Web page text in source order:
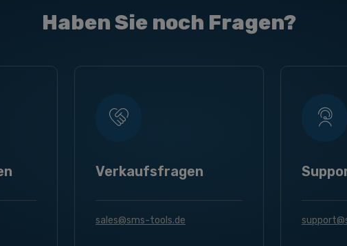
Haben Sie noch Fragen?
Verkaufsfragen
sales@sms-tools.de